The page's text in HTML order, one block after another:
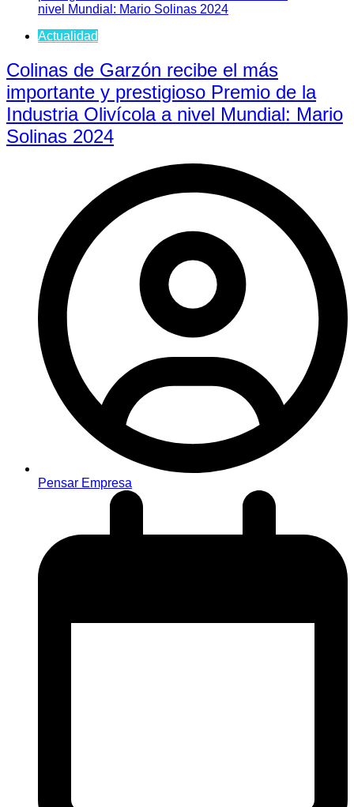
Actualidad
Colinas de Garzón recibe el más
importante y prestigioso Premio de la
Industria Olivícola a nivel Mundial: Mario
Solinas 2024
Pensar Empresa